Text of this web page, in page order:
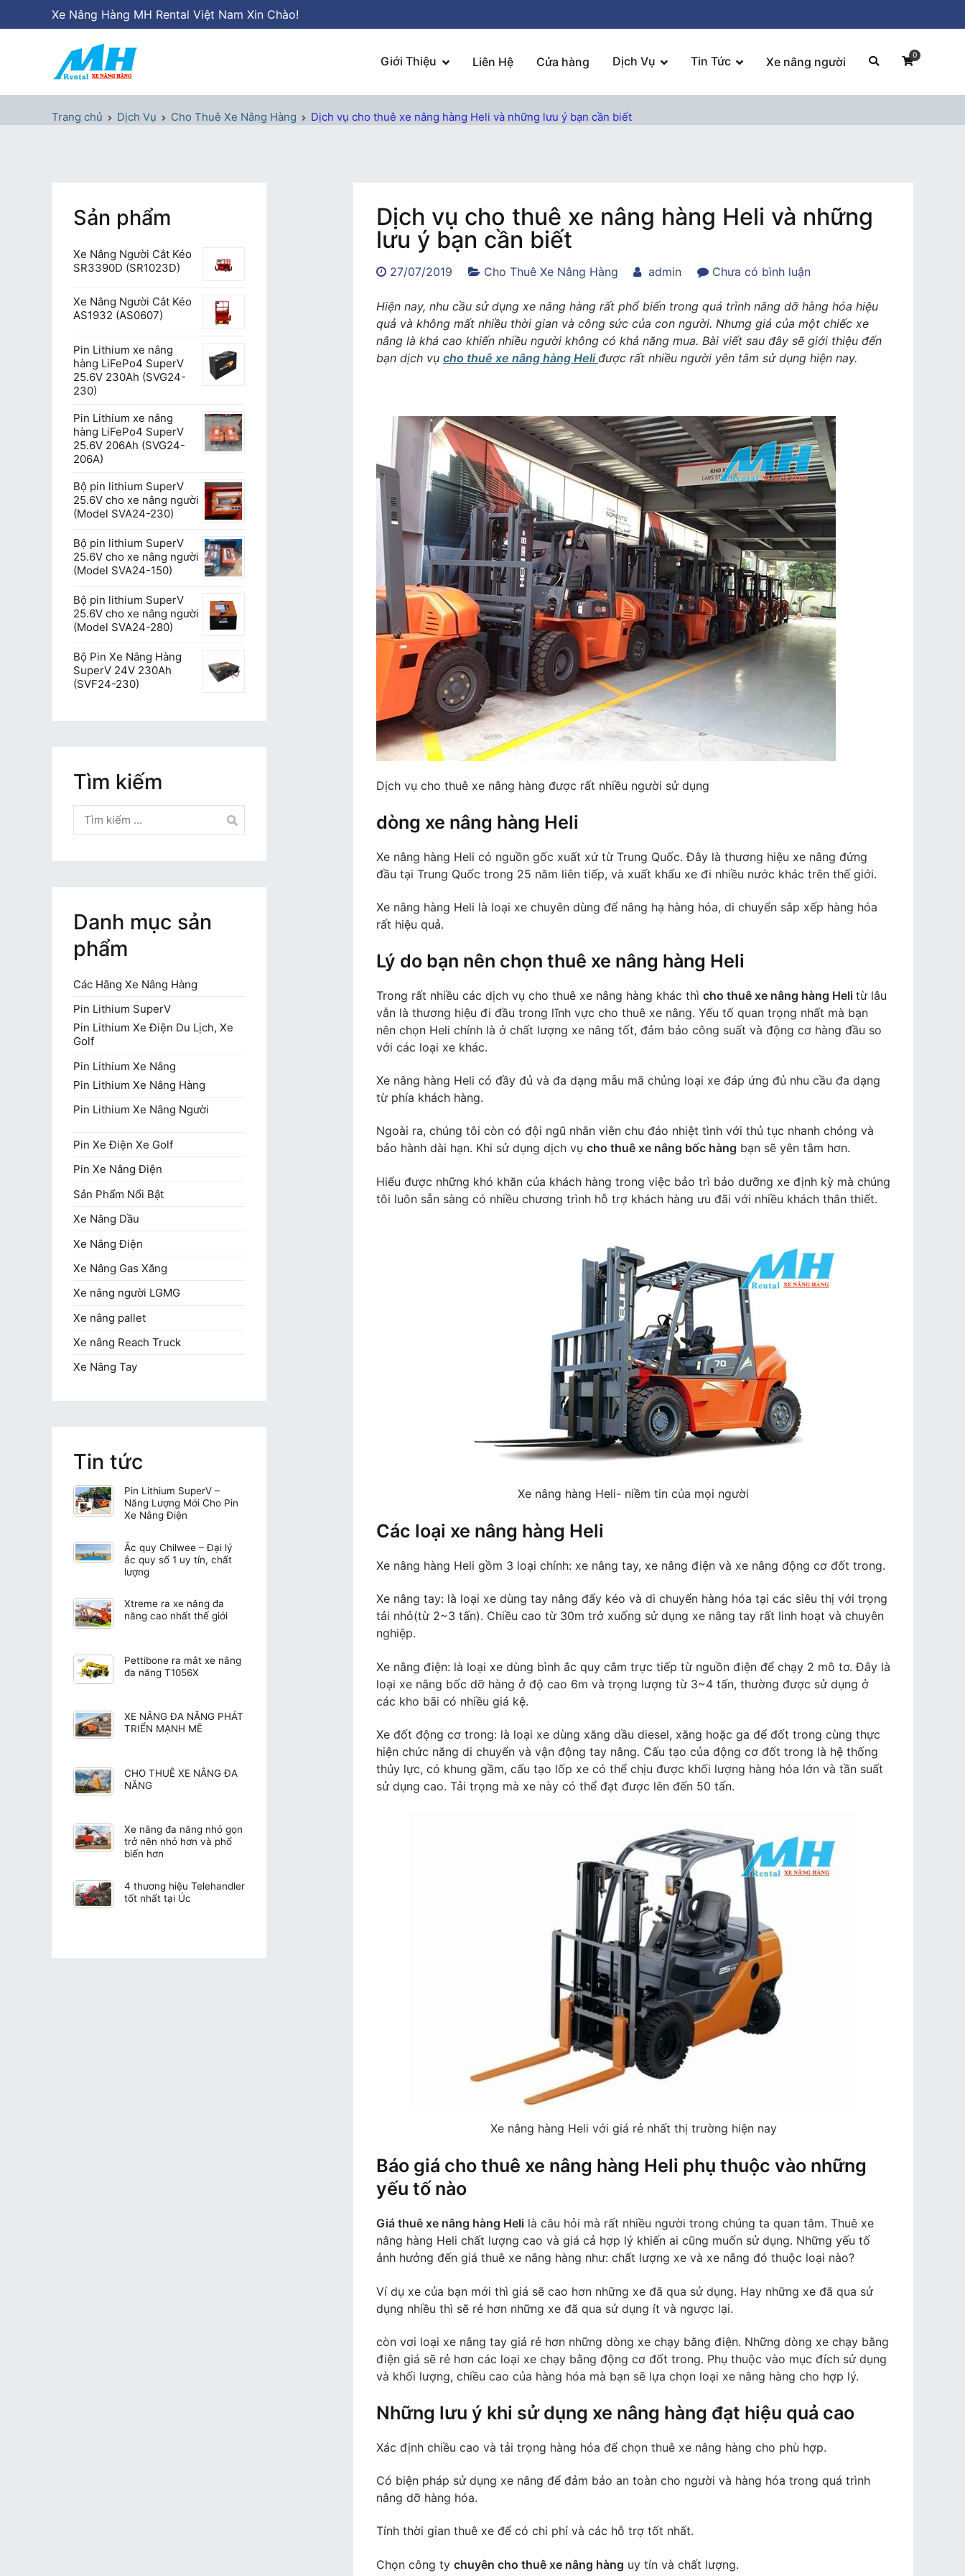
tới
Xe Nâng Hàng MH Rental Việt Nam Xin Chào!
Giới Thiệu Liên Hệ Cửa hàng Dịch Vụ Tin Tức Xe nâng người 0
Trang chủ Dịch Vụ Cho Thuê Xe Nâng Hàng Dịch vụ cho thuê xe nâng hàng Heli và những lưu ý bạn cần biết
Dịch vụ cho thuê xe nâng hàng Heli và những
lưu ý bạn cần biết
27/07/2019 Cho Thuê Xe Nâng Hàng admin Chưa có bình luậntrong
vụ
cho
thuê
xe
và
những
lưu
ý
cần
Hiện nay, nhu cầu sử dụng xe nâng hàng rất phổ biến trong quá trình nâng dỡ hàng hóa hiệu
quả và không mất nhiều thời gian và công sức của con người. Nhưng giá của một chiếc xe
nâng là khá cao khiến nhiều người không có khả năng mua. Bài viết sau đây sẽ giới thiệu đến
bạn dịch vụ cho thuê xe nâng hàng Heliđược rất nhiều người yên tâm sử dụng hiện nay.
Dịch vụ cho thuê xe nâng hàng được rất nhiều người sử dụng
dòng xe nâng hàng Heli
Xe nâng hàng Heli có nguồn gốc xuất xứ từ Trung Quốc. Đây là thương hiệu xe nâng đứng
đầu tại Trung Quốc trong 25 năm liên tiếp, và xuất khẩu xe đi nhiều nước khác trên thế giới.
Xe nâng hàng Heli là loại xe chuyên dùng để nâng hạ hàng hóa, di chuyển sắp xếp hàng hóa
rất hiệu quả.
Lý do bạn nên chọn thuê xe nâng hàng Heli
Trong rất nhiều các dịch vụ cho thuê xe nâng hàng khác thì cho thuê xe nâng hàng Heli từ lâu
vẫn là thương hiệu đi đầu trong lĩnh vực cho thuê xe nâng. Yếu tố quan trọng nhất mà bạn
nên chọn Heli chính là ở chất lượng xe nâng tốt, đảm bảo công suất và động cơ hàng đầu so
với các loại xe khác.
Xe nâng hàng Heli có đầy đủ và đa dạng mẫu mã chủng loại xe đáp ứng đủ nhu cầu đa dạng
từ phía khách hàng.
Ngoài ra, chúng tôi còn có đội ngũ nhân viên chu đáo nhiệt tình với thủ tục nhanh chóng và
bảo hành dài hạn. Khi sử dụng dịch vụ cho thuê xe nâng bốc hàng bạn sẽ yên tâm hơn.
Hiểu được những khó khăn của khách hàng trong việc bảo trì bảo dưỡng xe định kỳ mà chúng
tôi luôn sẵn sàng có nhiều chương trình hỗ trợ khách hàng ưu đãi với nhiều khách thân thiết.
Xe nâng hàng Heli- niềm tin của mọi người
Các loại xe nâng hàng Heli
Xe nâng hàng Heli gồm 3 loại chính: xe nâng tay, xe nâng điện và xe nâng động cơ đốt trong.
Xe nâng tay: là loại xe dùng tay nâng đẩy kéo và di chuyển hàng hóa tại các siêu thị với trọng
tải nhỏ(từ 2~3 tấn). Chiều cao từ 30m trở xuống sử dụng xe nâng tay rất linh hoạt và chuyên
nghiệp.
Xe nâng điện: là loại xe dùng bình ắc quy cắm trực tiếp từ nguồn điện để chạy 2 mô tơ. Đây là
loại xe nâng bốc dỡ hàng ở độ cao 6m và trọng lượng từ 3~4 tấn, thường được sử dụng ở
các kho bãi có nhiều giá kệ.
Xe đốt động cơ trong: là loại xe dùng xăng dầu diesel, xăng hoặc ga để đốt trong cùng thực
hiện chức năng di chuyển và vận động tay nâng. Cấu tạo của động cơ đốt trong là hệ thống
thủy lực, có khung gầm, cấu tạo lốp xe có thể chịu được khối lượng hàng hóa lớn và tần suất
sử dụng cao. Tải trọng mà xe này có thể đạt được lên đến 50 tấn.
Xe nâng hàng Heli với giá rẻ nhất thị trường hiện nay
Báo giá cho thuê xe nâng hàng Heli phụ thuộc vào những
yếu tố nào
Giá thuê xe nâng hàng Heli là câu hỏi mà rất nhiều người trong chúng ta quan tâm. Thuê xe
nâng hàng Heli chất lượng cao và giá cả hợp lý khiến ai cũng muốn sử dụng. Những yếu tố
ảnh hưởng đến giá thuê xe nâng hàng như: chất lượng xe và xe nâng đó thuộc loại nào?
Ví dụ xe của bạn mới thì giá sẽ cao hơn những xe đã qua sử dụng. Hay những xe đã qua sử
dụng nhiều thì sẽ rẻ hơn những xe đã qua sử dụng ít và ngược lại.
còn vơi loại xe nâng tay giá rẻ hơn những dòng xe chạy bằng điện. Những dòng xe chạy bằng
điện giá sẽ rẻ hơn các loại xe chạy bằng động cơ đốt trong. Phụ thuộc vào mục đích sử dụng
và khối lượng, chiều cao của hàng hóa mà bạn sẽ lựa chọn loại xe nâng hàng cho hợp lý.
Những lưu ý khi sử dụng xe nâng hàng đạt hiệu quả cao
Xác định chiều cao và tải trọng hàng hóa để chọn thuê xe nâng hàng cho phù hợp.
Có biện pháp sử dụng xe nâng để đảm bảo an toàn cho người và hàng hóa trong quá trình
nâng dỡ hàng hóa.
Tính thời gian thuê xe để có chi phí và các hỗ trợ tốt nhất.
Chọn công ty chuyên cho thuê xe nâng hàng uy tín và chất lượng.
Sản phẩm
Xe Nâng Người Cắt Kéo
SR3390D (SR1023D)
Xe Nâng Người Cắt Kéo
AS1932 (AS0607)
Pin Lithium xe nâng
hàng LiFePo4 SuperV
25.6V 230Ah (SVG24-
230)
Pin Lithium xe nâng
hàng LiFePo4 SuperV
25.6V 206Ah (SVG24-
206A)
Bộ pin lithium SuperV
25.6V cho xe nâng người
(Model SVA24-230)
Bộ pin lithium SuperV
25.6V cho xe nâng người
(Model SVA24-150)
Bộ pin lithium SuperV
25.6V cho xe nâng người
(Model SVA24-280)
Bộ Pin Xe Nâng Hàng
SuperV 24V 230Ah
(SVF24-230)
Tìm kiếm
kiếm
cho:
Danh mục sản
phẩm
Các Hãng Xe Nâng Hàng
Pin Lithium SuperV
Pin Lithium Xe Điện Du Lịch, Xe
Golf
Pin Lithium Xe Nâng
Pin Lithium Xe Nâng Hàng
Pin Lithium Xe Nâng Người
Pin Xe Điện Xe Golf
Pin Xe Nâng Điện
Sản Phẩm Nổi Bật
Xe Nâng Dầu
Xe Nâng Điện
Xe Nâng Gas Xăng
Xe nâng người LGMG
Xe nâng pallet
Xe nâng Reach Truck
Xe Nâng Tay
Tin tức
Pin Lithium SuperV –
Năng Lượng Mới Cho Pin
Xe Nâng Điện
Ắc quy Chilwee – Đại lý
ắc quy số 1 uy tín, chất
lượng
Xtreme ra xe nâng đa
năng cao nhất thế giới
Pettibone ra mắt xe nâng
đa năng T1056X
XE NÂNG ĐA NĂNG PHÁT
TRIỂN MẠNH MẼ
CHO THUÊ XE NÂNG ĐA
NĂNG
Xe nâng đa năng nhỏ gọn
trở nên nhỏ hơn và phổ
biến hơn
4 thương hiệu Telehandler
tốt nhất tại Úc